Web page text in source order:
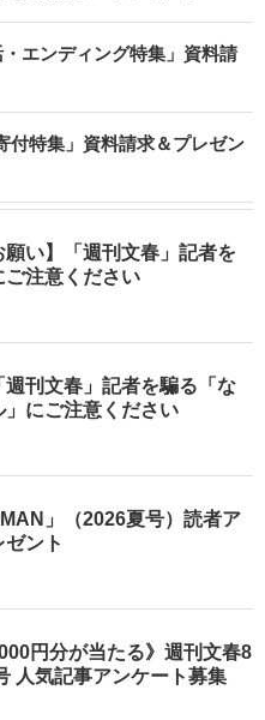
エンディング特集」資料請
付特集」資料請求＆プレゼン
願い】「週刊文春」記者を
注意ください
週刊文春」記者を騙る「な
」にご注意ください
」（2026夏号）読者ア
ント
円分が当たる》週刊文春8
人気記事アンケート募集